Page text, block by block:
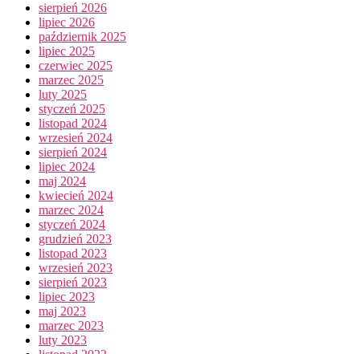
sierpień 2026
lipiec 2026
październik 2025
lipiec 2025
czerwiec 2025
marzec 2025
luty 2025
styczeń 2025
listopad 2024
wrzesień 2024
sierpień 2024
lipiec 2024
maj 2024
kwiecień 2024
marzec 2024
styczeń 2024
grudzień 2023
listopad 2023
wrzesień 2023
sierpień 2023
lipiec 2023
maj 2023
marzec 2023
luty 2023